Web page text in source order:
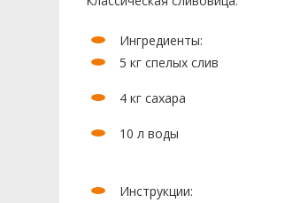
Ингредиенты:
5 кг спелых слив
4 кг сахара
10 л воды
Инструкции: